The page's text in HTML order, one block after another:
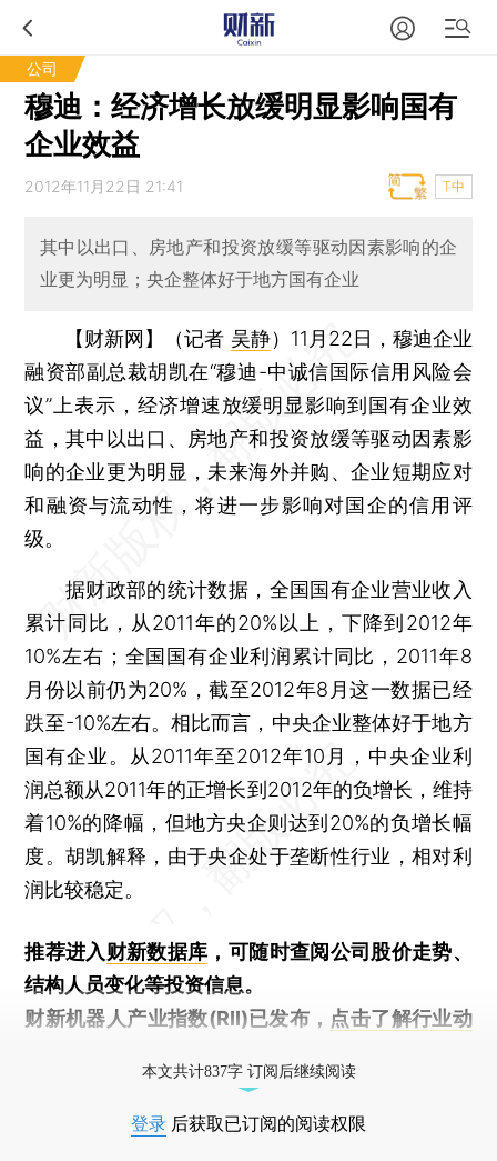
公司
穆迪：经济增长放缓明显影响国有
企业效益
2012年11月22日 21:41 T中
其中以出口、房地产和投资放缓等驱动因素影响的企
业更为明显；央企整体好于地方国有企业
【财新网】（记者 吴静） 11月22日，穆迪企业
融资部副总裁胡凯在“穆迪-中诚信国际信用风险会
议”上表示，经济增速放缓明显影响到国有企业效
益，其中以出口、房地产和投资放缓等驱动因素影
响的企业更为明显，未来海外并购、企业短期应对
和融资与流动性，将进一步影响对国企的信用评
级。
据财政部的统计数据，全国国有企业营业收入
累计同比，从2011年的20%以上，下降到2012年
10%左右；全国国有企业利润累计同比，2011年8
月份以前仍为20%，截至2012年8月这一数据已经
跌至-10%左右。相比而言，中央企业整体好于地方
国有企业。从2011年至2012年10月，中央企业利
润总额从2011年的正增长到2012年的负增长，维持
着10%的降幅，但地方央企则达到20%的负增长幅
度。胡凯解释，由于央企处于垄断性行业，相对利
润比较稳定。
推荐进入财新数据库 ，可随时查阅公司股价走势、
结构人员变化等投资信息。
财新机器人产业指数(RII)已发布， 点击了解行业动
本文共计837字 订阅后继续阅读
登录 后获取已订阅的阅读权限